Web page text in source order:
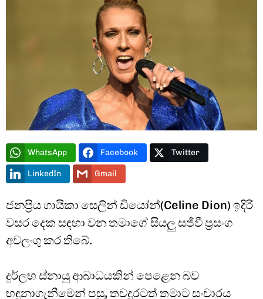
Type and hit enter
WhatsApp Facebook Twitter
LinkedIn Gmail
ජනප්‍රිය ගායිකා සෙලින් ඩියෝන්(Celine Dion) ඉදිරි
වසර දෙක සඳහා වන තමාගේ සියලු සජීවී ප්‍රසංග
අවලංගු කර තිබේ.
දුර්ලභ ස්නායු ආබාධයකින් පෙළෙන බව
හඳුනාගැනීමෙන් පසු, තවදුරටත් තමාට සංචාරය